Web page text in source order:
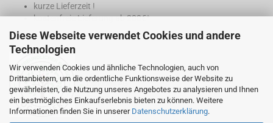
Diese Webseite verwendet Cookies und andere
Technologien
Wir verwenden Cookies und ähnliche Technologien, auch von
Drittanbietern, um die ordentliche Funktionsweise der Website zu
gewährleisten, die Nutzung unseres Angebotes zu analysieren und Ihnen
ein bestmögliches Einkaufserlebnis bieten zu können. Weitere
Informationen finden Sie in unserer Datenschutzerklärung.
kurze Lieferzeit !
kostenfreie Lieferung ab 200€*
* nur innerhalb Deutschland